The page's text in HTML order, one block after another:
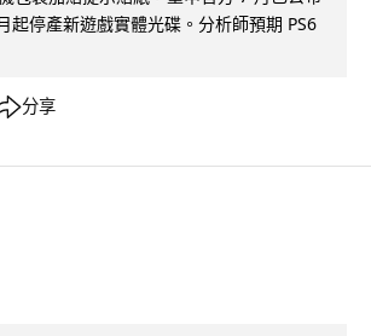
起停產新遊戲實體光碟。分析師預期 PS6
分享